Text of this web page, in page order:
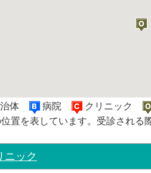
治体 病院 クリニック
置を表しています。受診される
ニック